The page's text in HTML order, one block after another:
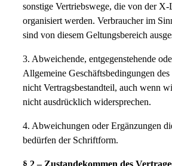
sonstige Vertriebswege, die von der
organisiert werden. Verbraucher im
sind von diesem Geltungsbereich
3. Abweichende, entgegenstehende
Allgemeine Geschäftsbedingungen
nicht Vertragsbestandteil, auch wenn
nicht ausdrücklich widersprechen.
4. Abweichungen oder Ergänzungen
bedürfen der Schriftform.
§ 2 – Zustandekommen des